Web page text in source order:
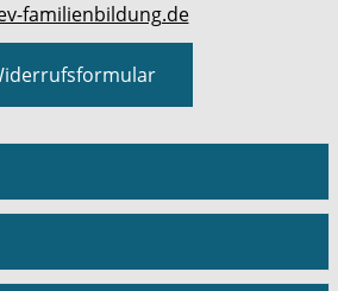
familienbildung.de